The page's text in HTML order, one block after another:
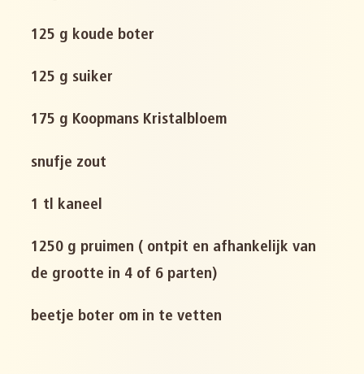
125 g koude boter
125 g suiker
175 g Koopmans Kristalbloem
snufje zout
1 tl kaneel
1250 g pruimen ( ontpit en afhankelijk van
de grootte in 4 of 6 parten)
beetje boter om in te vetten